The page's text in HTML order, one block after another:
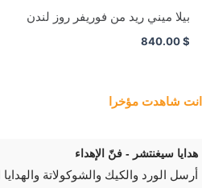
بيلا ميني ريد من فوريفر روز لندن
840.00$
انت شاهدت مؤخرا
هدايا سيغنتشر - فنّ الإهداء
أرسل الورد والكيك والشوكولاتة